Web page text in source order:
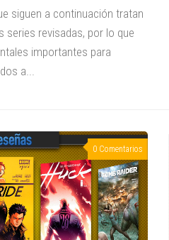
siguen a continuación tratan
revisadas, por lo que
importantes para
a...
0 Comentarios